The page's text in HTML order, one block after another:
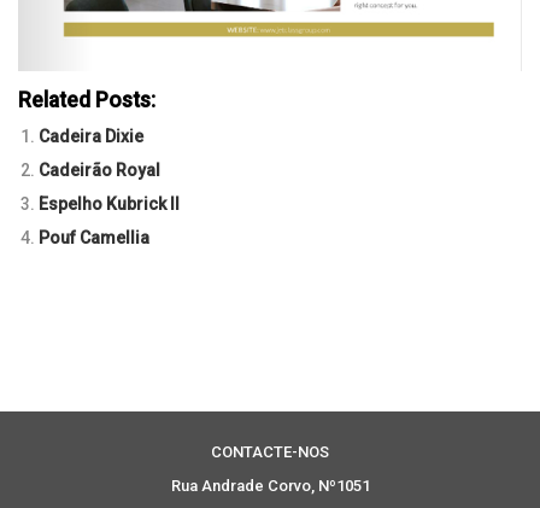
Related Posts:
Cadeira Dixie
Cadeirão Royal
Espelho Kubrick II
Pouf Camellia
CONTACTE-NOS
Rua Andrade Corvo, Nº1051